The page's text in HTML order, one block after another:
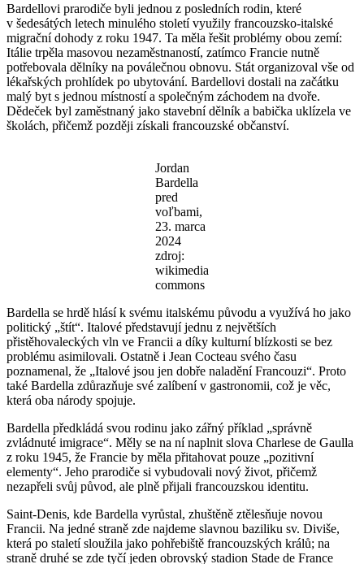
Bardellovi prarodiče byli jednou z posledních rodin, které
v šedesátých letech minulého století využily francouzsko-italské
migrační dohody z roku 1947. Ta měla řešit problémy obou zemí:
Itálie trpěla masovou nezaměstnaností, zatímco Francie nutně
potřebovala dělníky na poválečnou obnovu. Stát organizoval vše od
lékařských prohlídek po ubytování. Bardellovi dostali na začátku
malý byt s jednou místností a společným záchodem na dvoře.
Dědeček byl zaměstnaný jako stavební dělník a babička uklízela ve
školách, přičemž později získali francouzské občanství.
Jordan
Bardella
pred
voľbami,
23. marca
2024
zdroj:
wikimedia
commons
Bardella se hrdě hlásí k svému italskému původu a využívá ho jako
politický „štít“. Italové představují jednu z největších
přistěhovaleckých vln ve Francii a díky kulturní blízkosti se bez
problému asimilovali. Ostatně i Jean Cocteau svého času
poznamenal, že „Italové jsou jen dobře naladění Francouzi“. Proto
také Bardella zdůrazňuje své zalíbení v gastronomii, což je věc,
která oba národy spojuje.
Bardella předkládá svou rodinu jako zářný příklad „správně
zvládnuté imigrace“. Měly se na ní naplnit slova Charlese de Gaulla
z roku 1945, že Francie by měla přitahovat pouze „pozitivní
elementy“. Jeho prarodiče si vybudovali nový život, přičemž
nezapřeli svůj původ, ale plně přijali francouzskou identitu.
Saint-Denis, kde Bardella vyrůstal, zhuštěně ztělesňuje novou
Francii. Na jedné straně zde najdeme slavnou baziliku sv. Diviše,
která po staletí sloužila jako pohřebiště francouzských králů; na
straně druhé se zde tyčí jeden obrovský stadion Stade de France